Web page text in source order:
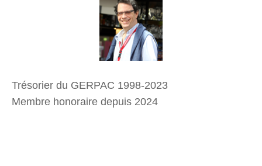
Trésorier du GERPAC 1998-2023
Membre honoraire depuis 2024